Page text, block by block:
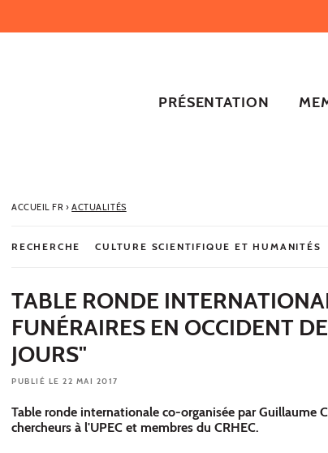
PRÉSENTATION
ACCUEIL FR› ACTUALITÉS
RECHERCHE CULTURE SCIENTIFIQUE ET HUMANITÉS
TABLE RONDE
FUNÉRAIRES EN OCCIDENT
JOURS"
PUBLIÉ LE 22 MAI 2017
Table ronde internationale co-organisée par Guillaume
chercheurs à l'UPEC et membres du CRHEC.